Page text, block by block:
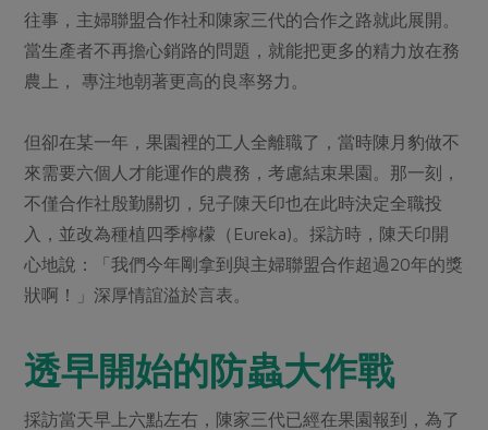
優惠專區
高麗菜海鮮煎餅
地區活動
社務會議 地區活動
活動報下載
往事，主婦聯盟合作社和陳家三代的合作之路就此展開。
當生產者不再擔心銷路的問題，就能把更多的精力放在務
農上， 專注地朝著更高的良率努力。
但卻在某一年，果園裡的工人全離職了，當時陳月豹做不
來需要六個人才能運作的農務，考慮結束果園。那一刻，
不僅合作社殷勤關切，兒子陳天印也在此時決定全職投
入，並改為種植四季檸檬（Eureka)。採訪時，陳天印開
心地說：「我們今年剛拿到與主婦聯盟合作超過20年的獎
狀啊！」深厚情誼溢於言表。
透早開始的防蟲大作戰
採訪當天早上六點左右，陳家三代已經在果園報到，為了